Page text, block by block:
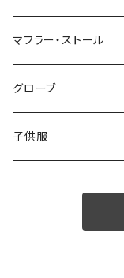
50/XL～
48/L
50/XL～
46/M
48/L
50/XL～
～44/S
46/M
48/L
マフラー・ストール
グローブ
子供服